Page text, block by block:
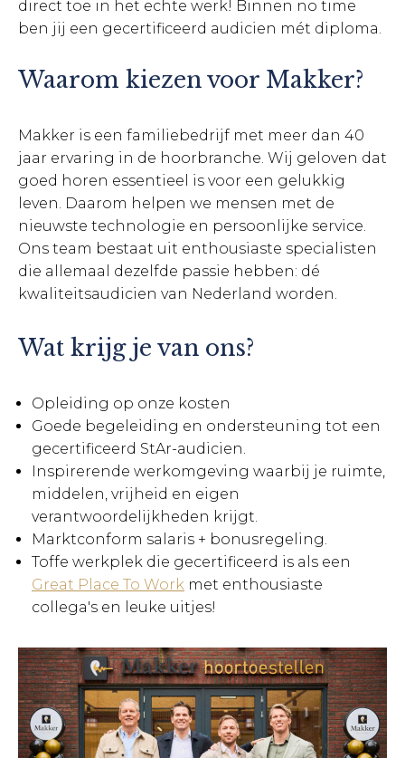
direct toe in het echte werk! Binnen no time
ben jij een gecertificeerd audicien mét diploma.
Waarom kiezen voor Makker?
Makker is een familiebedrijf met meer dan 40
jaar ervaring in de hoorbranche. Wij geloven dat
goed horen essentieel is voor een gelukkig
leven. Daarom helpen we mensen met de
nieuwste technologie en persoonlijke service.
Ons team bestaat uit enthousiaste specialisten
die allemaal dezelfde passie hebben: dé
kwaliteitsaudicien van Nederland worden.
Wat krijg je van ons?
Opleiding op onze kosten
Goede begeleiding en ondersteuning tot een
gecertificeerd StAr-audicien.
Inspirerende werkomgeving waarbij je ruimte,
middelen, vrijheid en eigen
verantwoordelijkheden krijgt.
Marktconform salaris + bonusregeling.
Toffe werkplek die gecertificeerd is als een
Great Place To Work met enthousiaste
collega's en leuke uitjes!